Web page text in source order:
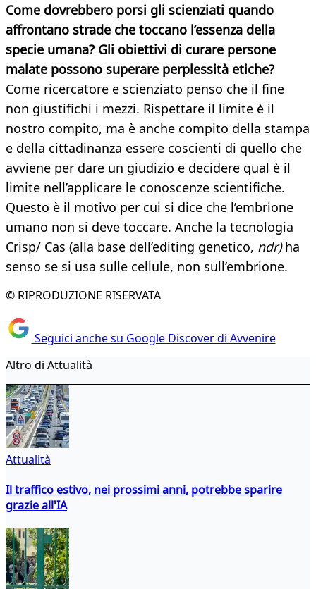
Come dovrebbero porsi gli scienziati quando
affrontano strade che toccano l’essenza della
specie umana? Gli obiettivi di curare persone
malate possono superare perplessità etiche?
Come ricercatore e scienziato penso che il fine
non giustifichi i mezzi. Rispettare il limite è il
nostro compito, ma è anche compito della stampa
e della cittadinanza essere coscienti di quello che
avviene per dare un giudizio e decidere qual è il
limite nell’applicare le conoscenze scientifiche.
Questo è il motivo per cui si dice che l’embrione
umano non si deve toccare. Anche la tecnologia
Crisp/ Cas (alla base dell’editing genetico, ndr)ha
senso se si usa sulle cellule, non sull’embrione.
© RIPRODUZIONE RISERVATA
Seguici anche su Google Discover di Avvenire
Altro di Attualità
Attualità
Il traffico estivo, nei prossimi anni, potrebbe sparire
grazie all'IA